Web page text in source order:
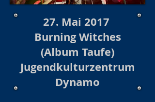
27. Mai 2017
Burning Witches
(Album Taufe)
Jugendkulturzentrum
Dynamo